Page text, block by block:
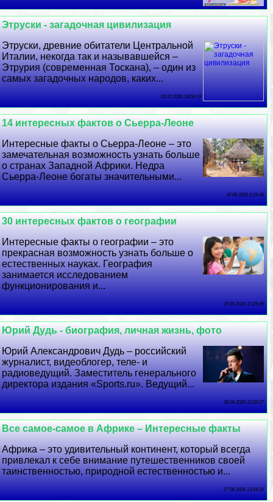
Этруски - загадочная цивилизация
Этруски, древние обитатели Центральной
Италии, некогда так и называвшейся –
Этрурия (современная Тоскана), – один из
самых загадочных народов, каких...
01 07 2026 18:59:19
14 интересных фактов о Сьерра-Леоне
Интересные факты о Сьерра-Леоне – это
замечательная возможность узнать больше
о странах Западной Африки. Недра
Сьерра-Леоне богаты значительными...
30 06 2026 2:15:46
30 интересных фактов о географии
Интересные факты о географии – это
прекрасная возможность узнать больше о
естественных науках. География
занимается исследованием
функционирования и...
29 06 2026 17:25:49
Юрий Дудь - биография, личная жизнь, фото
Юрий Александрович Дудь – российский
журналист, видеоблогер, теле- и
радиоведущий. Заместитель генерального
директора издания «Sports.ru». Ведущий...
28 06 2026 12:22:27
Все самое-самое в Африке – Интересные факты
Африка – это удивительный континент, который всегда
привлекал к себе внимание путешественников своей
таинственностью, природной естественностью и...
27 06 2026 13:54:31